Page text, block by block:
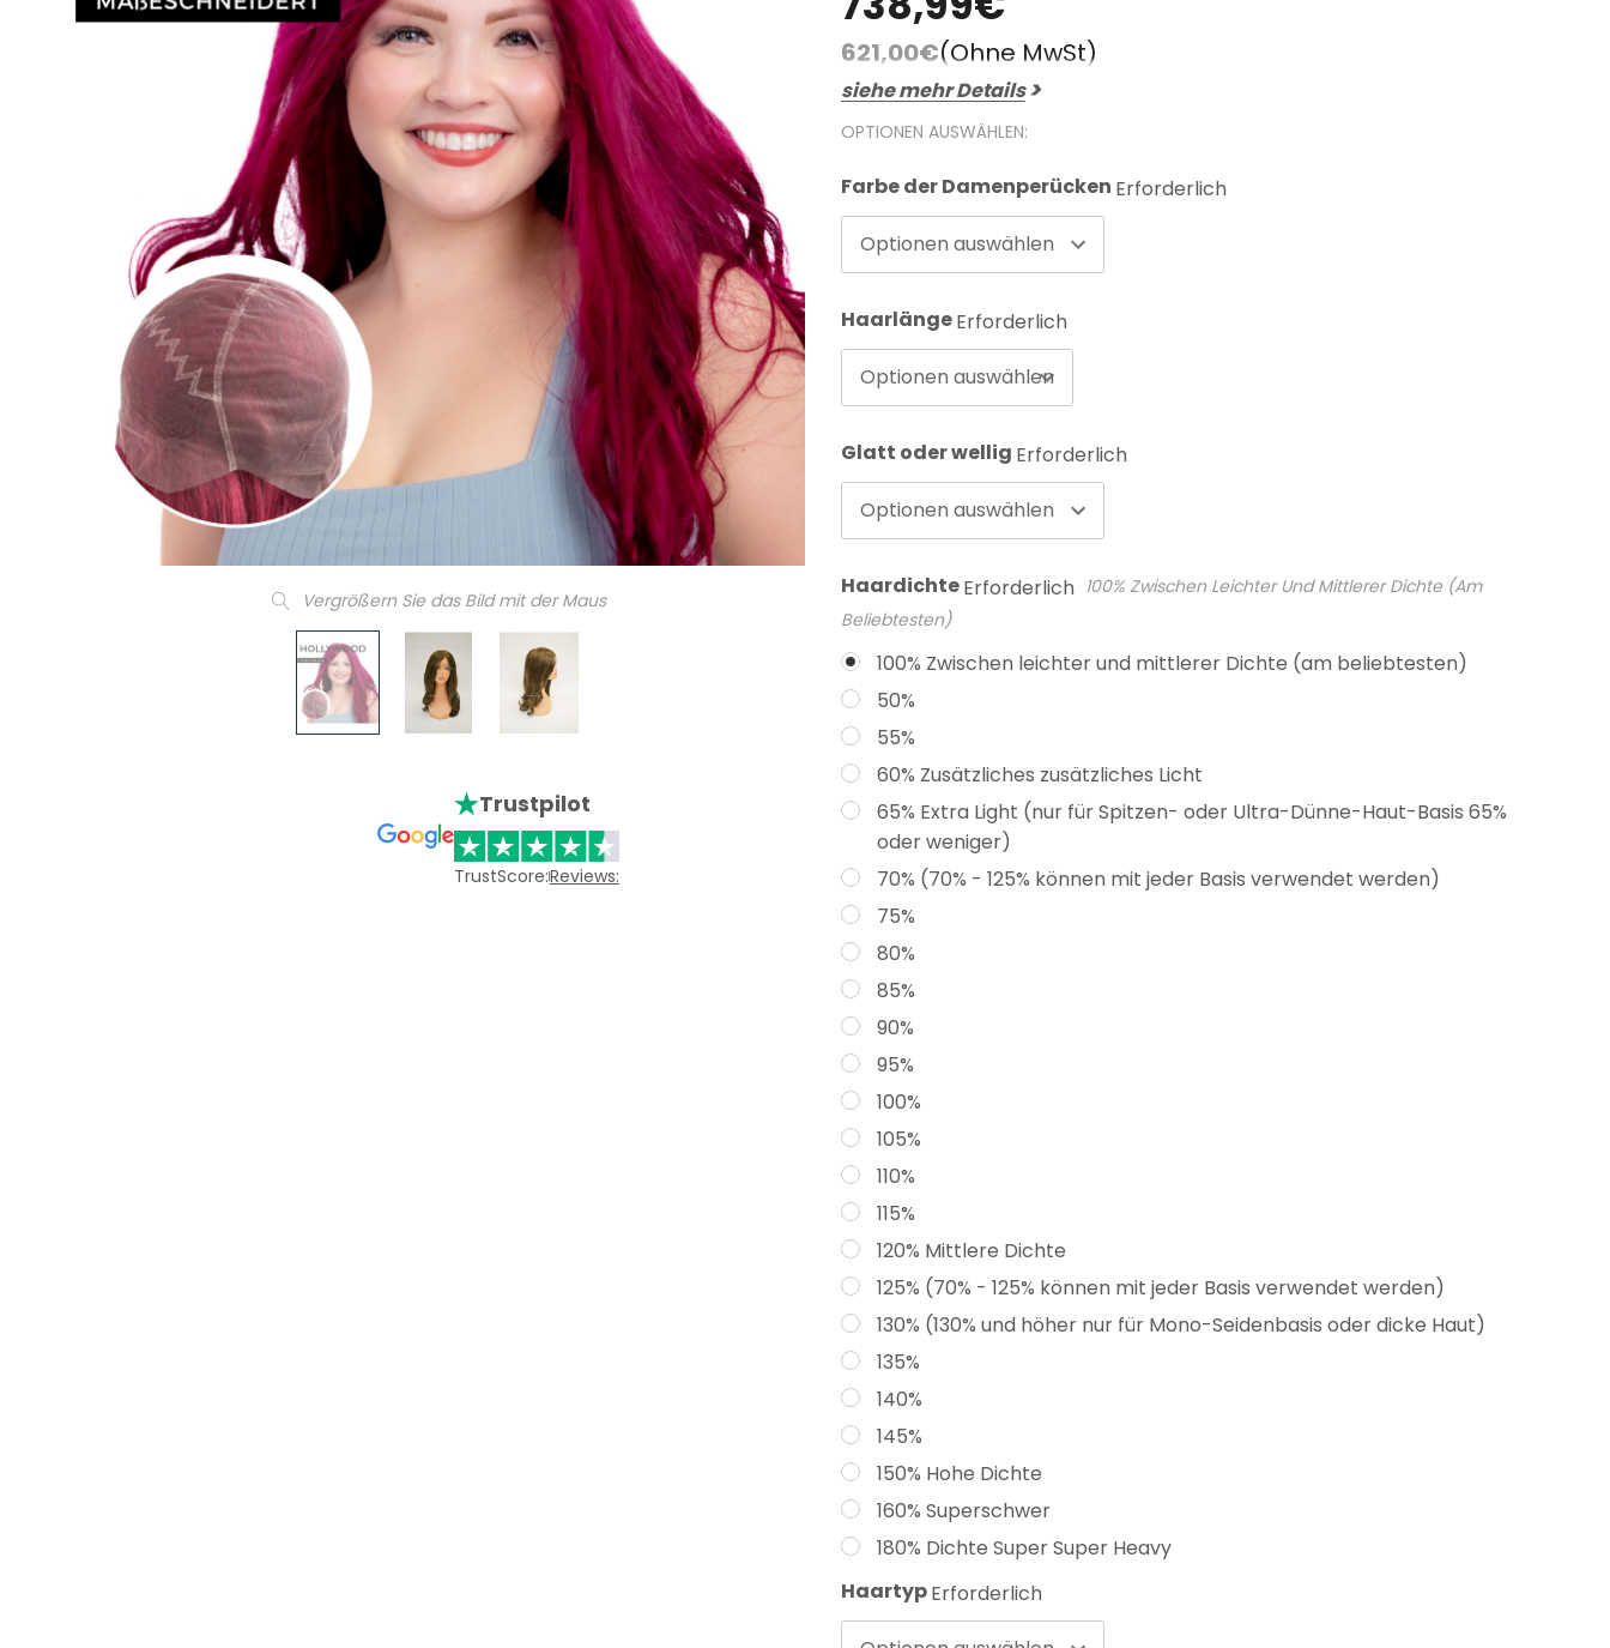
FAQ
Lieferung & Versand
Farbkarte
Vergrößern Sie das Bild mit der Maus
Trustpilot
TrustScore:Reviews:
621,00€(Ohne MwSt)
siehe mehr Details
OPTIONEN AUSWÄHLEN:
Farbe der Damenperücken Erforderlich
Optionen auswählen
HaarlängeErforderlich
Optionen auswählen
Glatt oder wellig Erforderlich
Optionen auswählen
HaardichteErforderlich 100% Zwischen Leichter Und Mittlerer Dichte (am
Beliebtesten)
100% Zwischen leichter und mittlerer Dichte (am beliebtesten)
50%
55%
60% Zusätzliches zusätzliches Licht
65% Extra Light (nur für Spitzen- oder Ultra-Dünne-Haut-Basis 65%
oder weniger)
70% (70% - 125% können mit jeder Basis verwendet werden)
75%
80%
85%
90%
95%
100%
105%
110%
115%
120% Mittlere Dichte
125% (70% - 125% können mit jeder Basis verwendet werden)
130% (130% und höher nur für Mono-Seidenbasis oder dicke Haut)
135%
140%
145%
150% Hohe Dichte
160% Superschwer
180% Dichte Super Super Heavy
HaartypErforderlich